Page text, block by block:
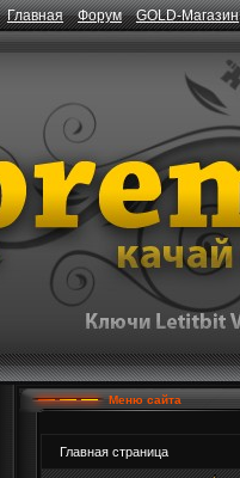
Главная Форум GOLD-Магазин
Меню сайта
Главная страница